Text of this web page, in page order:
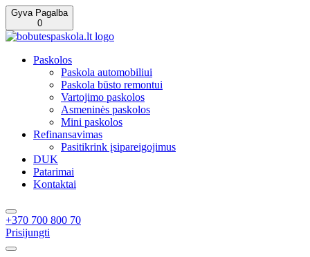
Gyva Pagalba
0
Paskolos
Paskola automobiliui
Paskola būsto remontui
Vartojimo paskolos
Asmeninės paskolos
Mini paskolos
Refinansavimas
Pasitikrink įsipareigojimus
DUK
Patarimai
Kontaktai
+370 700 800 70
Prisijungti